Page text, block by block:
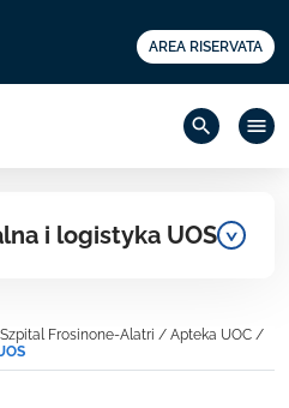
AREA RISERVATA
search menu
i logistyka UOS
Szpital Frosinone-Alatri / Apteka UOC /